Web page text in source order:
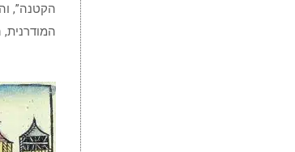
הקטנה”,
המודרנית,